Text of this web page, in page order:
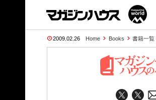
2009.02.26 Home Books 書籍一覧